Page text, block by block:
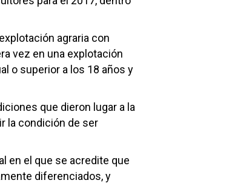
agraria con
vez en una explotación
o superior a los 18 años y
que dieron lugar a la
la condición de ser
en el que se acredite que
diferenciados, y